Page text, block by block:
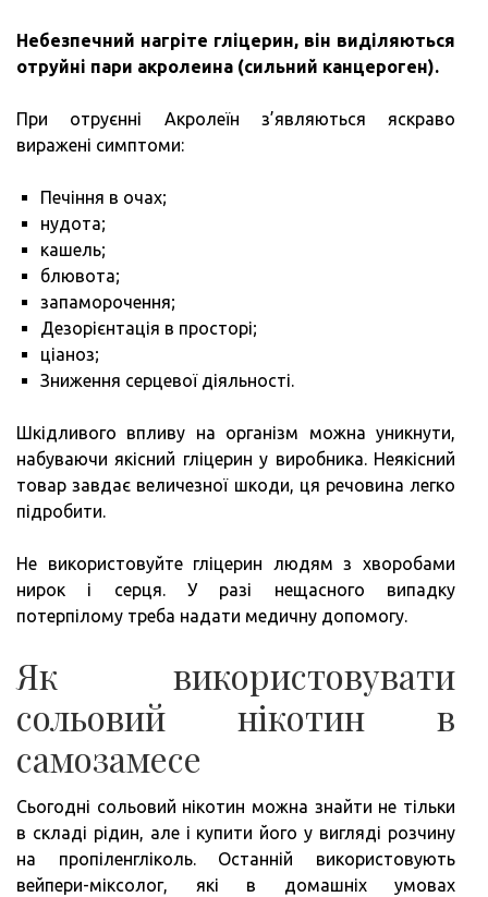
Небезпечний нагріте гліцерин, він виділяються
отруйні пари акролеина (сильний канцероген).
При отруєнні Акролеїн з’являються яскраво
виражені симптоми:
Печіння в очах;
нудота;
кашель;
блювота;
запаморочення;
Дезорієнтація в просторі;
ціаноз;
Зниження серцевої діяльності.
Шкідливого впливу на організм можна уникнути,
набуваючи якісний гліцерин у виробника. Неякісний
товар завдає величезної шкоди, ця речовина легко
підробити.
Не використовуйте гліцерин людям з хворобами
нирок і серця. У разі нещасного випадку
потерпілому треба надати медичну допомогу.
Як використовувати
сольовий нікотин в
самозамесе
Сьогодні сольовий нікотин можна знайти не тільки
в складі рідин, але і купити його у вигляді розчину
на пропіленгліколь. Останній використовують
вейпери-міксолог, які в домашніх умовах